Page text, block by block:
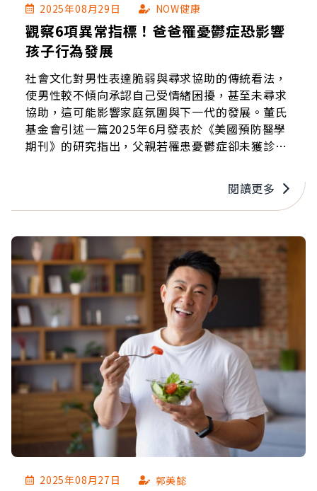
2025年08月29日 NOW健康
觀察6項異常指標！爸爸罹憂鬱症恐影響
孩子行為發展
社會文化對男性表達脆弱與尋求協助的傳統看法，
使男性較不傾向承認自己受情緒困擾，甚至未尋求
協助，這可能影響家庭氛圍與下一代的發展。董氏
基金會引述一篇2025年6月發表於《美國預防醫學
期刊》的研究指出，父親若罹患憂鬱症卻未獲診斷
閱讀更多
2025年08月27日 郭美懿